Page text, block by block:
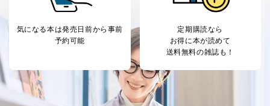
気になる本は発売日前から事前
予約可能
定期購読なら
お得に本が読めて
送料無料の雑誌も！